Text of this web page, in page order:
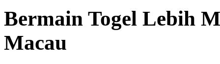
Bermain Togel Lebih
Macau